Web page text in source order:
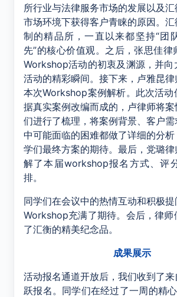
所行业与法律服务市场的发展以及
市场环境下获得客户青睐的原因。
制的精品所，一直以来都坚持“团
先”的核心价值观。之后，张思佳律
Workshop活动的初衷及渊源，并向
活动的精彩瞬间。接下来，卢雅昆
本次Workshop案例解析。此次活动
据真实案例改编而成的，卢律师将
们进行了梳理，将案例背景、客户
中可能面临的困难都做了详细的分
学们最终方案的期待。最后，党璐
解了本届workshop报名方式、评
排。
同学们在会议中的热情互动和积极
Workshop充满了期待。会后，律师
了汇衡的精美纪念品。
成果展示
活动报名通道开放后，我们收到了
跃报名。同学们在经过了一周的精